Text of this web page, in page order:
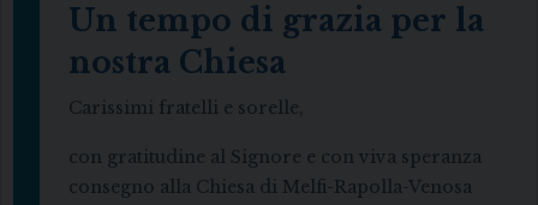
Un tempo di grazia per la
nostra Chiesa
Carissimi fratelli e sorelle,
con gratitudine al Signore e con viva speranza
consegno alla Chiesa di Melfi-Rapolla-Venosa